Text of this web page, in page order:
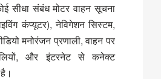
सीधा संबंध मोटर वाहन सूचना
कंप्यूटर), नेविगेशन सिस्टम,
मनोरंजन प्रणाली, वाहन पर
और इंटरनेट से कनेक्ट